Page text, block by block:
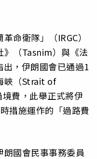
命衛隊」（IRGC）
》（Tasnim）與《法
，伊朗國會已通過1
峽（Strait of
費，此舉正式將伊
措施運作的「過路費
國會民事事務委員